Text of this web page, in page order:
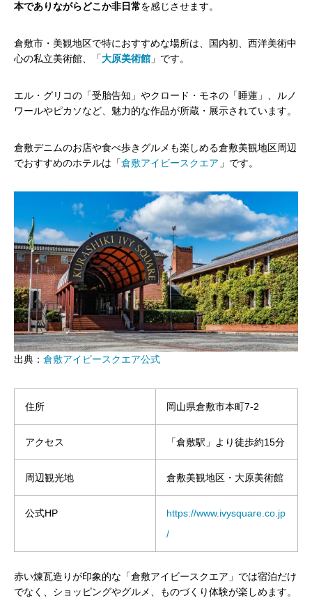
本でありながらどこか非日常を感じさせます。
倉敷市・美観地区で特におすすめな場所は、国内初、西洋美術中
心の私立美術館、「大原美術館 」です。
エル・グリコの「受胎告知」やクロード・モネの「睡蓮」、ルノ
ワールやピカソなど、魅力的な作品が所蔵・展示されています。
倉敷デニムのお店や食べ歩きグルメも楽しめる倉敷美観地区周辺
でおすすめのホテルは「倉敷アイビースクエア 」です。
出典： 倉敷アイビースクエア公式
住所 岡山県倉敷市本町7-2
アクセス 「倉敷駅」より徒歩約15分
周辺観光地 倉敷美観地区・大原美術館
公式HP
https://www.ivysquare.co.jp
/
赤い煉瓦造りが印象的な「倉敷アイビースクエア」では宿泊だけ
でなく、ショッピングやグルメ、ものづくり体験が楽しめます。